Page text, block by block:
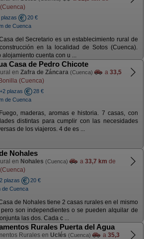
20 €
de Cuenca
del Secretario es un establecimiento rural de
en la localidad de Sotos (Cuenca).
alojamiento cuenta con u ...
Casa de Pedro Chicote
en Zafra de Záncara (Cuenca) a 33,5
(Cuenca)
plazas
28 €
de Cuenca
Fuego, maderas, aromas e historia. 7 casas, con
distintas para cumplir con las necesidades
de los viajeros. 4 de es ...
Nohales
en Nohales (Cuenca) a 33,7 km de
plazas
20 €
de Cuenca
de Nohales tiene 2 casas rurales en el mismo
son independientes o se pueden alquilar de
las dos. Cada c ...
Rurales Puerta del Agua
Rurales en Uclés (Cuenca) a 35,3